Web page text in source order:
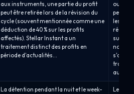
aux instruments, une partie du profit
peut être retirée lors de la révision du
cycle (souvent mentionnée comme une
déduction de 40 % sur les profits
affectés). Stellar Instant a un
traitement distinct des profits en
période d'actualités...
ou
les
trading
La détention pendant la nuit et le week-
Les